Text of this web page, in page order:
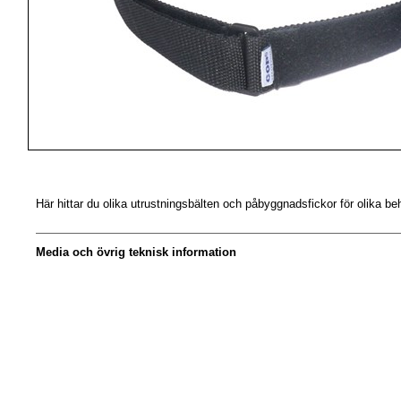
Här hittar du olika utrustningsbälten och påbyggnadsfickor för olika
Media och övrig teknisk information